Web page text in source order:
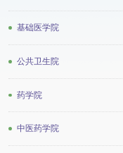
基础医学院
公共卫生院
药学院
中医药学院